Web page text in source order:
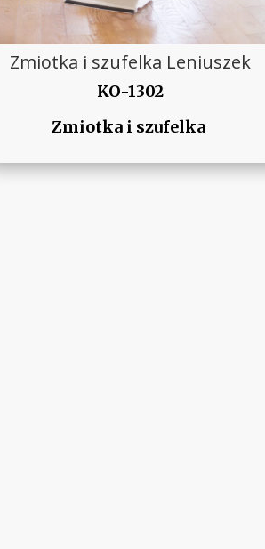
Zmiotka i szufelka Leniuszek
KO-1302
Zmiotka i szufelka